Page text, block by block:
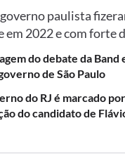
paulista
em 2022 e com forte
do debate da Band
de São Paulo
do RJ é marcado
do candidato de